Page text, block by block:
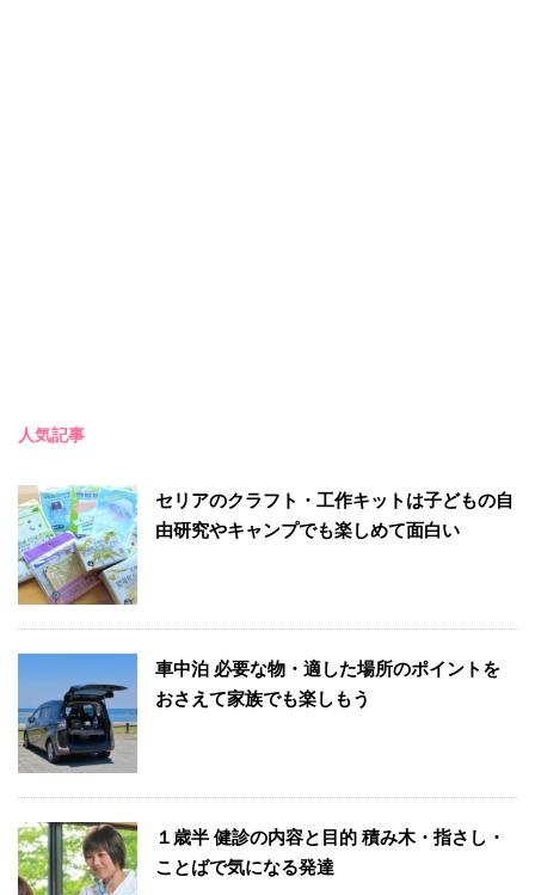
人気記事
セリアのクラフト・工作キットは子どもの自
由研究やキャンプでも楽しめて面白い
車中泊 必要な物・適した場所のポイントを
おさえて家族でも楽しもう
１歳半 健診の内容と目的 積み木・指さし・
ことばで気になる発達